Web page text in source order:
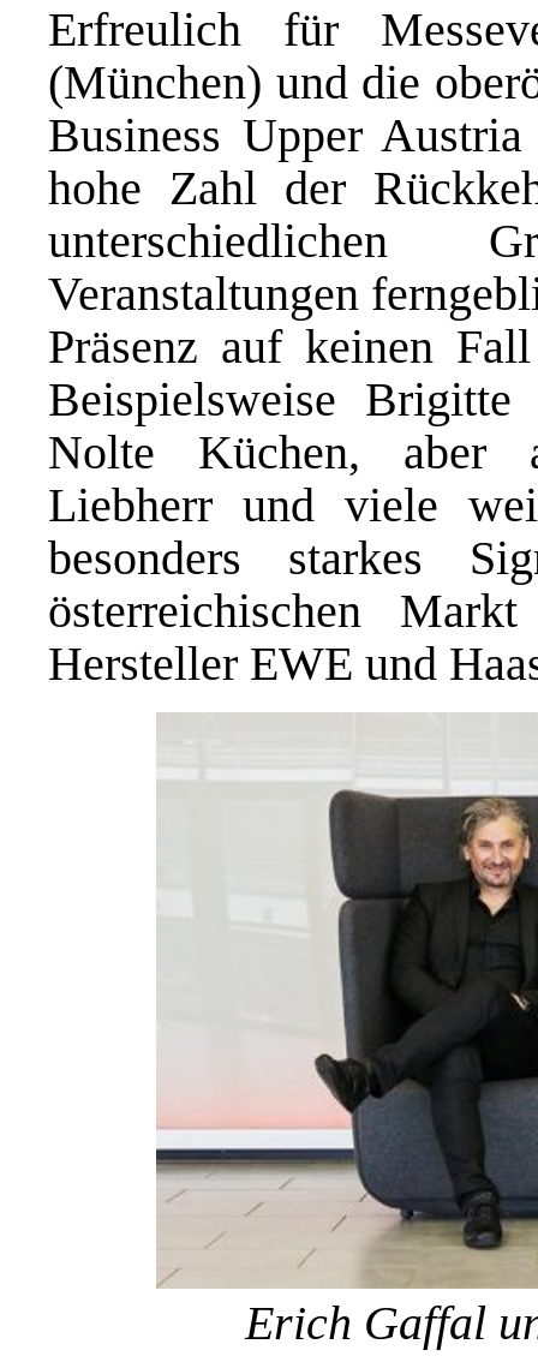
Erfreulich für
(München) und die
Business Upper
hohe Zahl der
unterschiedlichen
Veranstaltungen
Präsenz auf keinen
Beispielsweise
Nolte Küchen, aber
Liebherr und viele
besonders starkes
österreichischen
Hersteller EWE und
Erich Gaffal